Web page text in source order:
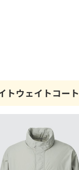
トウェイトコート